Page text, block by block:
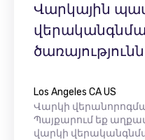
Վարկային
Los Angeles CA US
Վարկի
Պայքարում եք
վարկի